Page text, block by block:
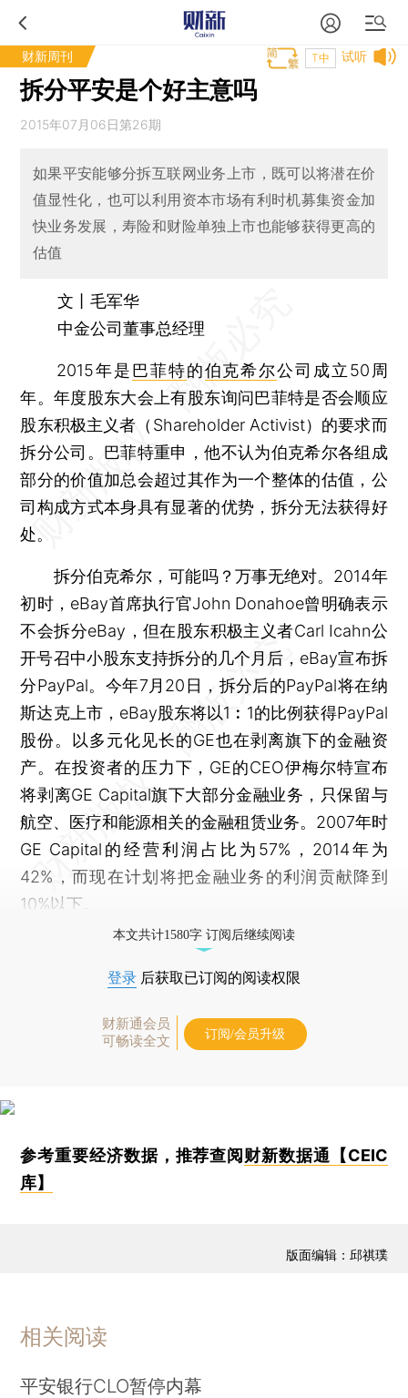
财新周刊 试听
T中
拆分平安是个好主意吗
2015年07月06日第26期
如果平安能够分拆互联网业务上市，既可以将潜在价
值显性化，也可以利用资本市场有利时机募集资金加
快业务发展，寿险和财险单独上市也能够获得更高的
估值
文丨毛军华
中金公司董事总经理
2015年是巴菲特的伯克希尔公司成立50周
年。年度股东大会上有股东询问巴菲特是否会顺应
股东积极主义者（Shareholder Activist）的要求而
拆分公司。巴菲特重申，他不认为伯克希尔各组成
部分的价值加总会超过其作为一个整体的估值，公
司构成方式本身具有显著的优势，拆分无法获得好
处。
拆分伯克希尔，可能吗？万事无绝对。2014年
初时，eBay首席执行官John Donahoe曾明确表示
不会拆分eBay，但在股东积极主义者Carl Icahn公
开号召中小股东支持拆分的几个月后，eBay宣布拆
分PayPal。今年7月20日，拆分后的PayPal将在纳
斯达克上市，eBay股东将以1︰1的比例获得PayPal
股份。以多元化见长的GE也在剥离旗下的金融资
产。在投资者的压力下，GE的CEO伊梅尔特宣布
将剥离GE Capital旗下大部分金融业务，只保留与
航空、医疗和能源相关的金融租赁业务。2007年时
GE Capital的经营利润占比为57%，2014年为
42%，而现在计划将把金融业务的利润贡献降到
10%以下。
本文共计1580字 订阅后继续阅读
登录 后获取已订阅的阅读权限
财新通会员
可畅读全文
订阅/会员升级
参考重要经济数据，推荐查阅 财新数据通【CEIC
库】
版面编辑：邱祺璞
相关阅读
平安银行CLO暂停内幕